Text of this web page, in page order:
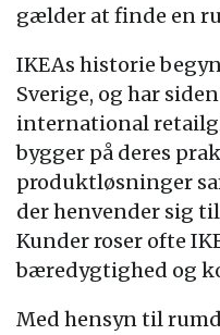
gælder at finde en
IKEAs historie
Sverige, og har
international
bygger på deres
produktløsninger
der henvender sig
Kunder roser ofte
bæredygtighed og
Med hensyn til